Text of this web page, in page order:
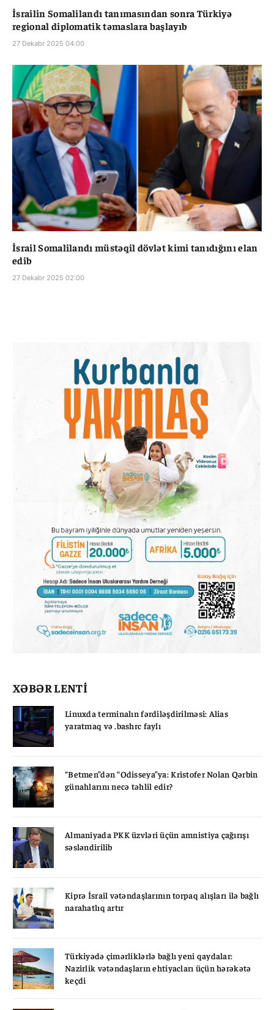
İsrailin Somalilandı tanımasından sonra Türkiyə
regional diplomatik təmaslara başlayıb
27 Dekabr 2025 04:00
İsrail Somalilandı müstəqil dövlət kimi tanıdığını elan
edib
27 Dekabr 2025 02:00
XƏBƏR LENTİ
Linuxda terminalın fərdiləşdirilməsi: Alias
yaratmaq və .bashrc faylı
“Betmen”dən “Odisseya”ya: Kristofer Nolan Qərbin
günahlarını necə təhlil edir?
Almaniyada PKK üzvləri üçün amnistiya çağırışı
səsləndirilib
Kiprə İsrail vətəndaşlarının torpaq alışları ilə bağlı
narahatlıq artır
Türkiyədə çimərliklərlə bağlı yeni qaydalar:
Nazirlik vətəndaşların ehtiyacları üçün hərəkətə
keçdi